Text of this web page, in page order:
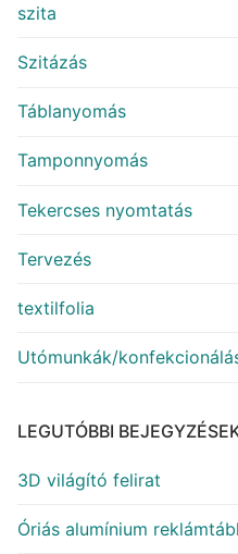
szita
Szitázás
Táblanyomás
Tamponnyomás
Tekercses nyomtatás
Tervezés
textilfolia
Utómunkák/
LEGUTÓBBI
3D világító felirat
Óriás alumínium